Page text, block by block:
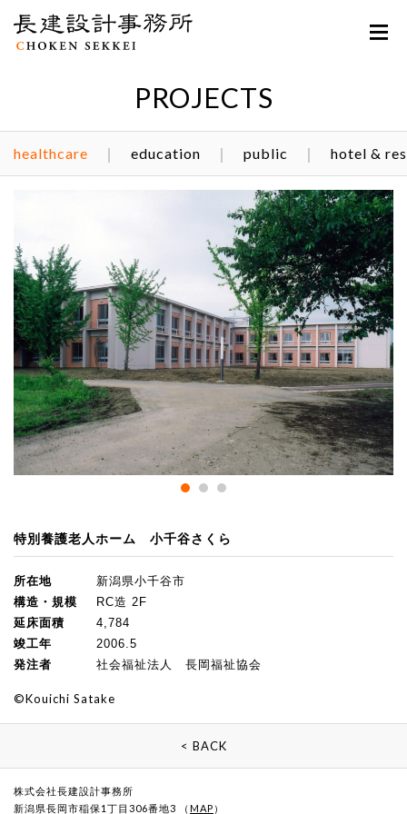
PROJECTS
healthcare education public hotel &
特別養護老人ホーム 小千谷さくら
所在地
新潟県小千谷市
構造・規模
RC造 2F
延床面積
4,784
竣工年
2006.5
発注者
社会福祉法人 長岡福祉協会
©Kouichi Satake
< BACK
株式会社長建設計事務所
新潟県長岡市稲保1丁目306番地3 （MAP）